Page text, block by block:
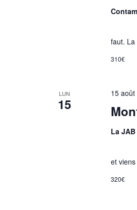
faut.
310€
LUN
15
15 août
La
et
320€